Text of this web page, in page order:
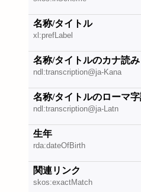
名称/タイトル
xl:prefLabel
名称/タイトルのカナ読み
ndl:transcription@ja-Kana
名称/タイトルのローマ
ndl:transcription@ja-Latn
生年
rda:dateOfBirth
関連リンク
skos:exactMatch